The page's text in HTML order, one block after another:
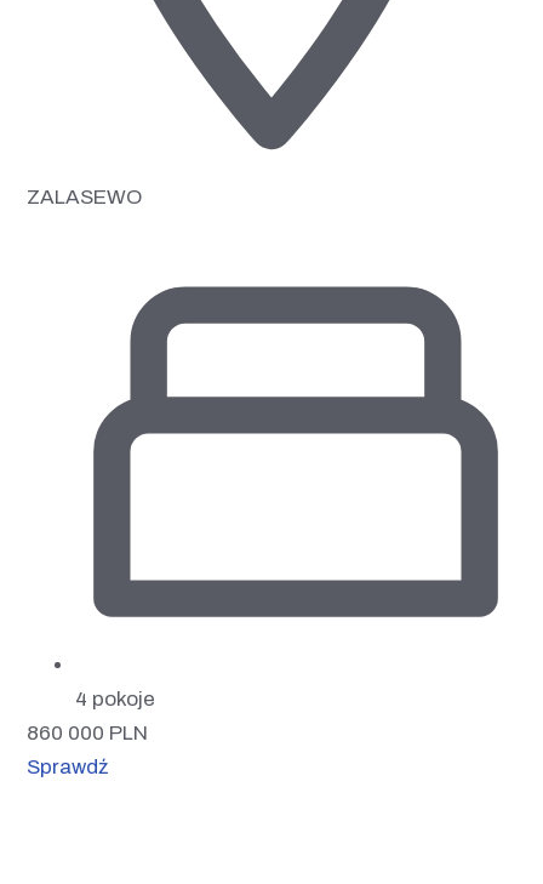
ZALASEWO
4 pokoje
860 000 PLN
Sprawdź